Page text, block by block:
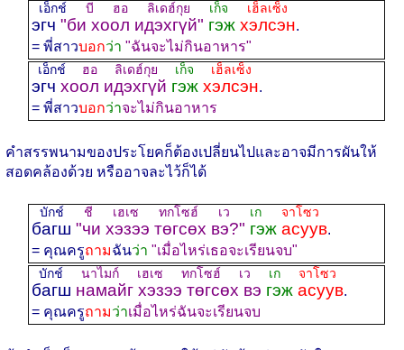
эгч "би хоол идэхгүй" гэж хэлсэн
เอ็กช์ บี ฮอ ลิเดฮ์กุย เก็จ เฮ็ลเซ็ง
.
= พี่สาวบอกว่า "ฉันจะไม่กินอาหาร"
эгч хоол идэхгүй гэж хэлсэн
เอ็กช์ ฮอ ลิเดฮ์กุย เก็จ เฮ็ลเซ็ง
.
= พี่สาวบอกว่าจะไม่กินอาหาร
คำสรรพนามของประโยคก็ต้องเปลี่ยนไปและอาจมีการผันให้
สอดคล้องด้วย หรืออาจละไว้ก็ได้
багш "чи хэзээ төгсөх вэ?" гэж асуув
บักช์ ชี เฮเซ ทกโซฮ์ เว เก จาโซว
.
= คุณครูถามฉันว่า "เมื่อไหร่เธอจะเรียนจบ"
багш намайг хэзээ төгсөх вэ гэж асуув
บักช์ นาไมก์ เฮเซ ทกโซฮ์ เว เก จาโซว
.
= คุณครูถามว่าเมื่อไหร่ฉันจะเรียนจบ